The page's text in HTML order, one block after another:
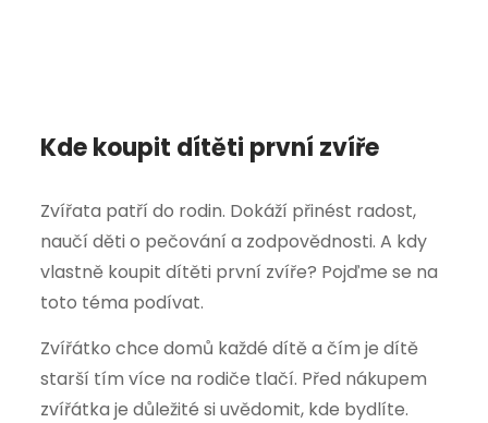
Kde koupit dítěti první zvíře
Zvířata patří do rodin. Dokáží přinést radost,
naučí děti o pečování a zodpovědnosti. A kdy
vlastně koupit dítěti první zvíře? Pojďme se na
toto téma podívat.
Zvířátko chce domů každé dítě a čím je dítě
starší tím více na rodiče tlačí. Před nákupem
zvířátka je důležité si uvědomit, kde bydlíte.